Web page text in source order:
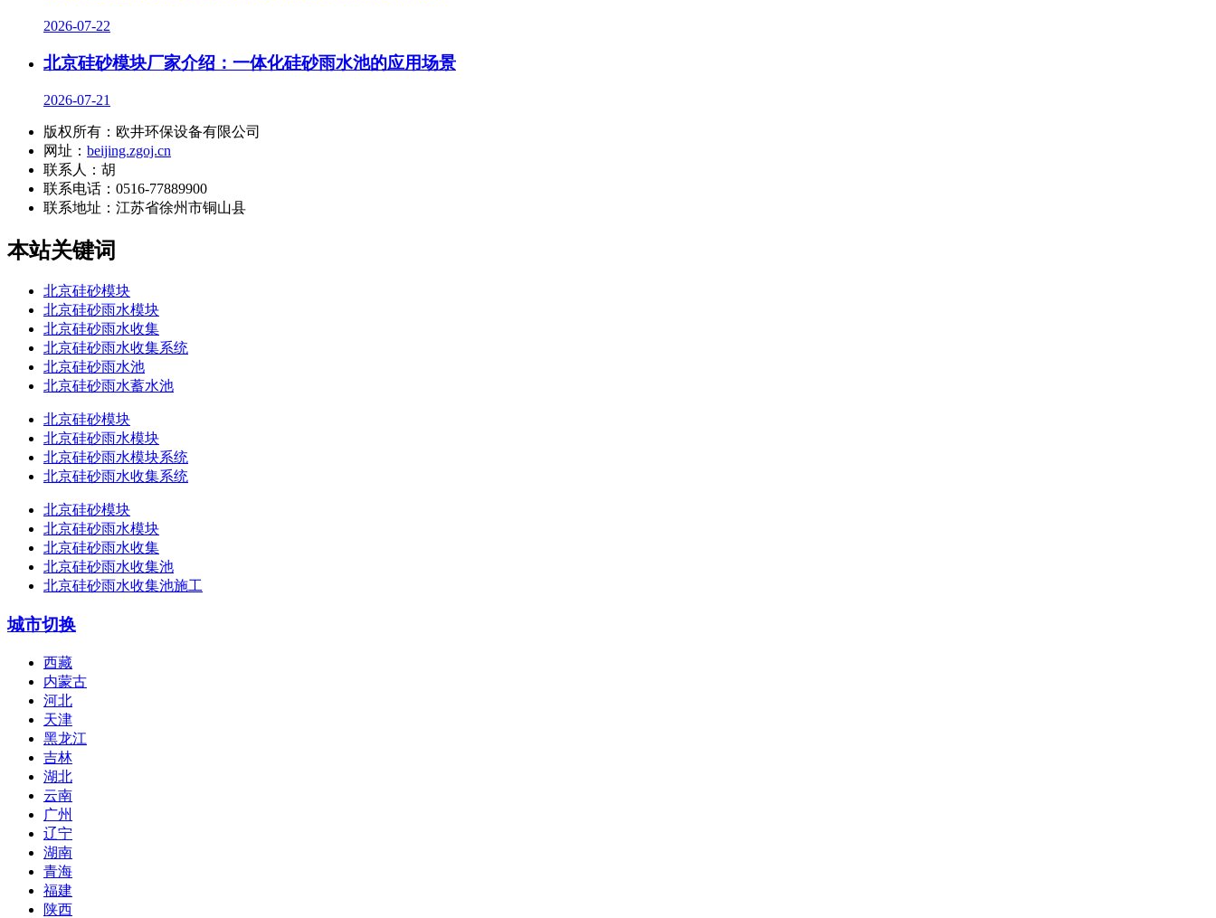
2026-07-22
北京硅砂模块厂家介绍：一体化硅砂雨水池的应用场景
2026-07-21
版权所有：欧井环保设备有限公司
网址： beijing.zgoj.cn
联系人：胡
联系电话：0516-77889900
联系地址： 江苏省徐州市铜山县
本站关键词
北京硅砂模块
北京硅砂雨水模块
北京硅砂雨水收集
北京硅砂雨水收集系统
北京硅砂雨水池
北京硅砂雨水蓄水池
北京硅砂模块
北京硅砂雨水模块
北京硅砂雨水模块系统
北京硅砂雨水收集系统
北京硅砂模块
北京硅砂雨水模块
北京硅砂雨水收集
北京硅砂雨水收集池
北京硅砂雨水收集池施工
城市切换
西藏
内蒙古
河北
天津
黑龙江
吉林
湖北
云南
广州
辽宁
湖南
青海
福建
陕西